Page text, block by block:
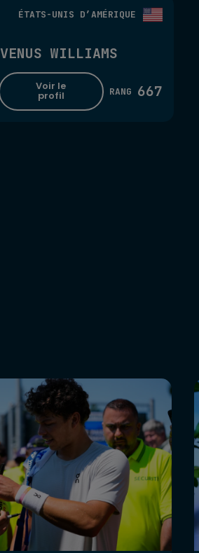
ÉTATS-UNIS D’AMÉRIQUE
VENUS WILLIAMS
Voir le
profil RANG 667